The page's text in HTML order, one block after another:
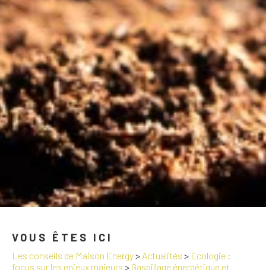
VOUS ÊTES ICI
Les conseils de Maison Energy> Actualités > Ecologie :
focus sur les enjeux majeurs > Gaspillage énergétique et